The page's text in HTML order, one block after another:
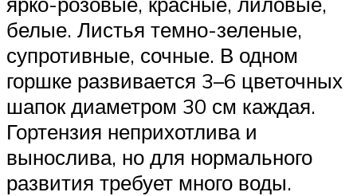
белые. Листья темно-зеленые,
супротивные, сочные. В одном
горшке развивается 3–6 цветочных
шапок диаметром 30 см каждая.
Гортензия неприхотлива и
вынослива, но для нормального
развития требует много воды.